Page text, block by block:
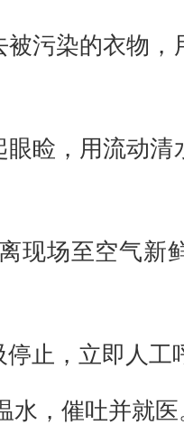
污染的衣物，
睑，用流动清
场至空气新
止，立即人工
，催吐并就医